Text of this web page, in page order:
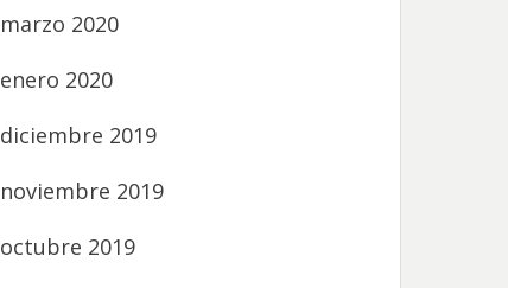
marzo 2020
enero 2020
diciembre 2019
noviembre 2019
octubre 2019